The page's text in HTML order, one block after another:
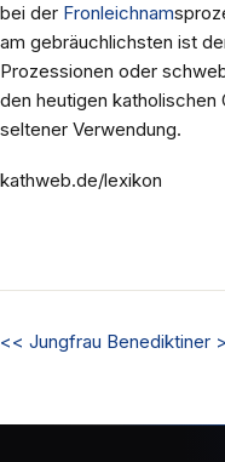
bei der Fronleichnam
am gebräuchlichsten ist
Prozessionen oder
den heutigen katholischen
seltener Verwendung.
kathweb.de/lexikon
<< Jungfrau Benediktiner